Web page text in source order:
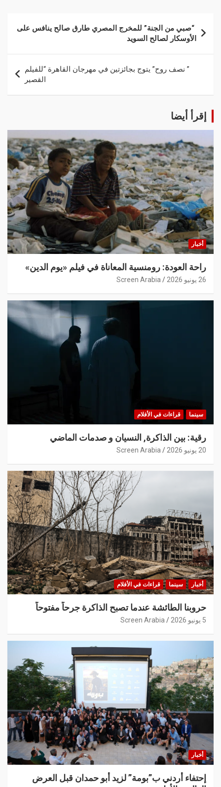
“صبي من الجنة” للمخرج المصري طارق صالح ينافس على
الأوسكار لصالح السويد
” نصف روح” يتوج بجائزتين في مهرجان القاهرة “للفيلم
القصير
إقرأ أيضا
أخبار
راحة العودة: رومنسية المعاناة في فيلم «يوم الدين»
26 يونيو 2026 Screen Arabia
سينما قراءات في الأفلام
رقية: بين الذاكرة, النسيان و صدمات الماضي
20 يونيو 2026 Screen Arabia
أخبار سينما قراءات في الأفلام
حروبنا الطائشة عندما تصبح الذاكرة جرحاً مفتوحاً
5 يونيو 2026 Screen Arabia
أخبار
إحتفاء أردني ب”بومة” لزيد أبو حمدان قبل العرض